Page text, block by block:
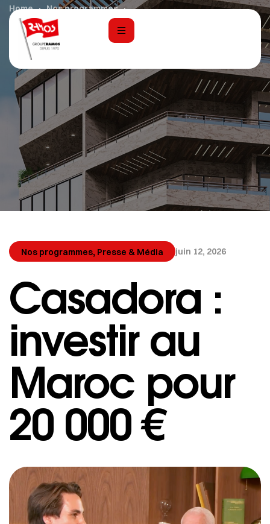
Home
Nos programmes
Casadora : investir au Maroc pour 20 000 €
Nos programmes, Presse & Média juin 12, 2026
Casadora :
investir au
Maroc pour
20 000 €